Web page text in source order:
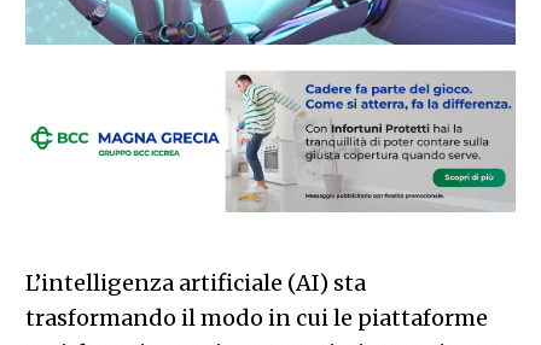
L’intelligenza artificiale (AI) sta
trasformando il modo in cui le piattaforme